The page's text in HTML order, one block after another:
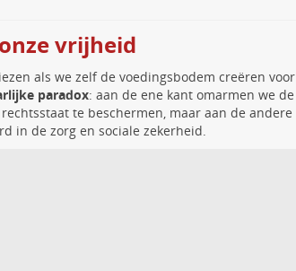
vrijheid
als we zelf de voedingsbodem creëren voor
paradox: aan de ene kant omarmen we de
te beschermen, maar aan de andere
in de zorg en sociale zekerheid.